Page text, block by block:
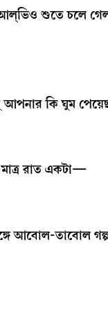
শুতে চলে
কি ঘুম
রাত একটা—
আবোল-তাবোল